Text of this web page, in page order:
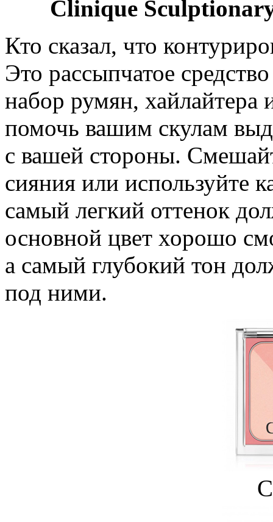
Clinique
Кто сказал, что
Это рассыпчатое
набор румян, хайлайтера
помочь вашим скулам
с вашей стороны.
сияния или используйте
самый легкий оттенок
основной цвет хорошо
а самый глубокий тон
под ними.